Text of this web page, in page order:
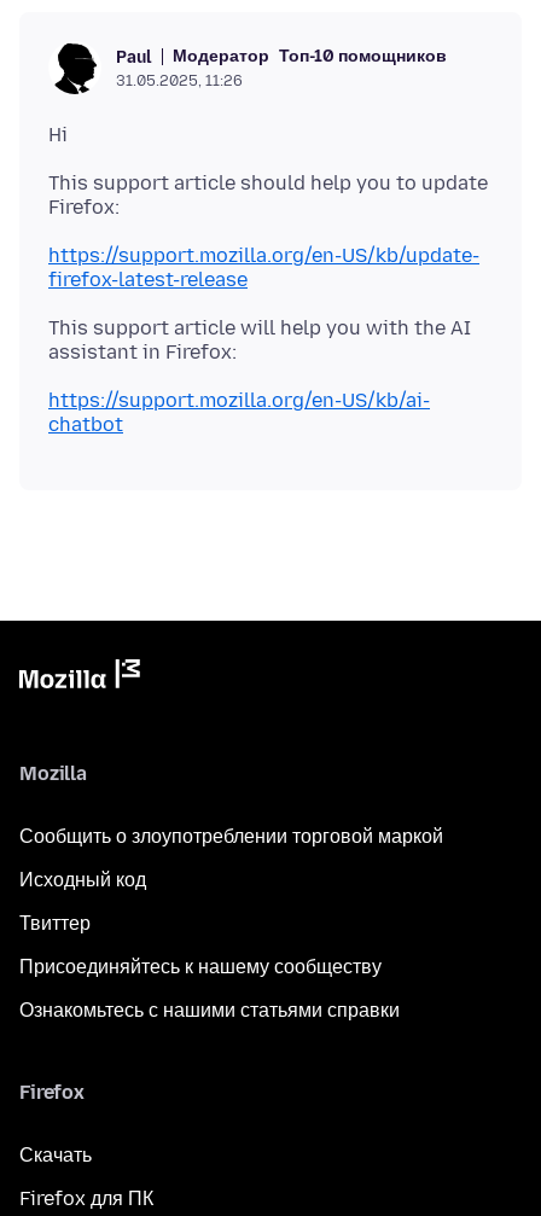
Paul Модератор Топ-10 помощников
31.05.2025, 11:26
This support article should help you to update
https://support.mozilla.org/en-US/kb/update-
firefox-latest-release
This support article will help you with the AI
https://support.mozilla.org/en-US/kb/ai-
chatbot
Mozilla
Сообщить о злоупотреблении торговой маркой
Исходный код
Твиттер
Присоединяйтесь к нашему сообществу
Ознакомьтесь с нашими статьями справки
Firefox
Скачать
Firefox для ПК